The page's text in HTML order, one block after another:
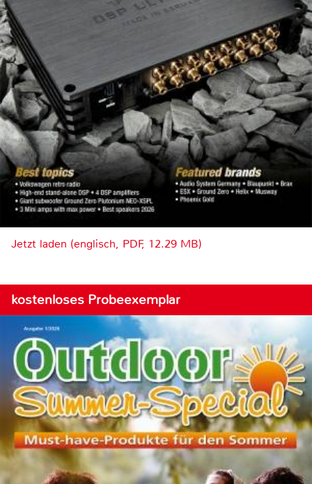
Jetzt laden (englisch, PDF, 12.29 MB)
kostenloses Probeexemplar